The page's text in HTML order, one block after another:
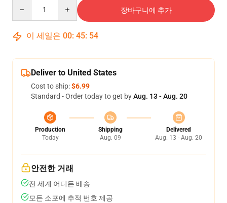
장바구니에 추가
이 세일은 00: 45: 53
Deliver to United States
Cost to ship:$6.99
Standard - Order today to get byAug. 13 - Aug. 20
Production
Today
Shipping
Aug. 09
Delivered
Aug. 13 - Aug. 20
안전한 거래
전 세계 어디든 배송
모든 소포에 추적 번호 제공